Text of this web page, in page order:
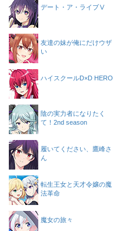
デート・ア・ライブⅤ
友達の妹が俺にだけウザ
い
ハイスクールD×D HERO
陰の実力者になりたく
て！2nd season
履いてください、鷹峰さ
ん
転生王女と天才令嬢の魔
法革命
魔女の旅々